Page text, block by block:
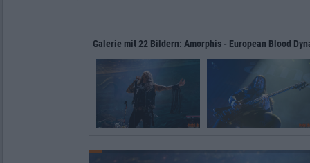
Galerie mit 22 Bildern: Amorphis - European Blood